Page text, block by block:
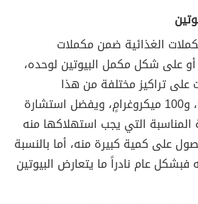
الغذائية ضمن مكملات
أو على شكل مكمل البيوتين لوحده،
تراكيز مختلفة من هذا
الفيتامين بين 10، و50، و100 ميكروغرامٍ، ويفضل استشارة
المناسبة التي يجب استهلاكها منه
على كمية كبيرة منه، أما بالنسبة
فبشكل عام نادراً ما يتعارض البيوتين